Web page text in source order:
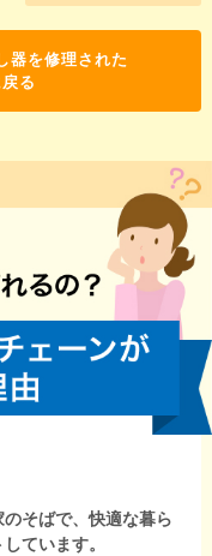
器を修理された
る
そばで、快適な暮ら
ています。